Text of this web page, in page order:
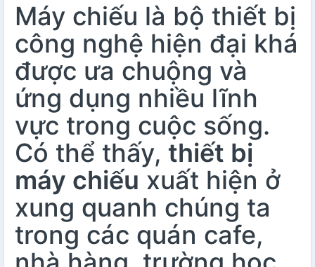
Máy chiếu là bộ thiết bị
công nghệ hiện đại khá
được ưa chuộng và
ứng dụng nhiều lĩnh
vực trong cuộc sống.
Có thể thấy, thiết bị
máy chiếu xuất hiện ở
xung quanh chúng ta
trong các quán cafe,